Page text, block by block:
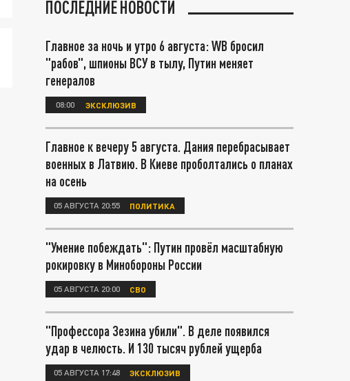
ПОСЛЕДНИЕ НОВОСТИ
Главное за ночь и утро 6 августа: WB бросил
"рабов", шпионы ВСУ в тылу, Путин меняет
генералов
08:00 ЭКСКЛЮЗИВ
Главное к вечеру 5 августа. Дания перебрасывает
военных в Латвию. В Киеве проболтались о планах
на осень
05 АВГУСТА 20:55 ПОЛИТИКА
"Умение побеждать": Путин провёл масштабную
рокировку в Минобороны России
05 АВГУСТА 20:00 СВО
"Профессора Зезина убили". В деле появился
удар в челюсть. И 130 тысяч рублей ущерба
05 АВГУСТА 17:48 ЭКСКЛЮЗИВ